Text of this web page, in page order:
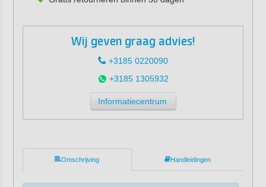
Wij geven graag advies!
+3185 0220090
+3185 1305932
Informatiecentrum
Omschrijving Handleidingen